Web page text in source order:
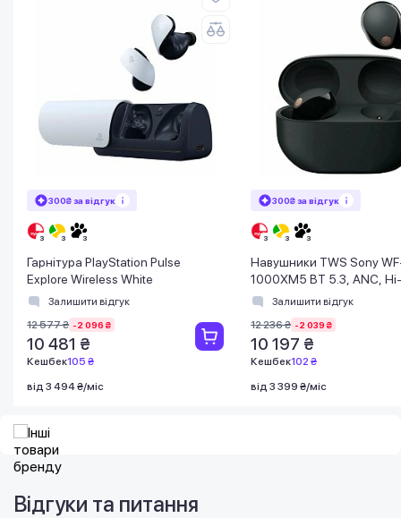
300₴ за відгук
Гарнітура PlayStation Pulse
Explore Wireless White
Залишити відгук
12 577 ₴ -2 096 ₴
10 481 ₴
Кешбек105 ₴
від 3 494 ₴/міс
300₴ за відгук
Навушники TWS Sony
1000XM5 BT 5.3, ANC,
IPX4, SBC, AAC, LDAC,
Залишити відгук
12 236 ₴ -2 039 ₴
10 197 ₴
Кешбек102 ₴
від 3 399 ₴/міс
Відгуки та питання